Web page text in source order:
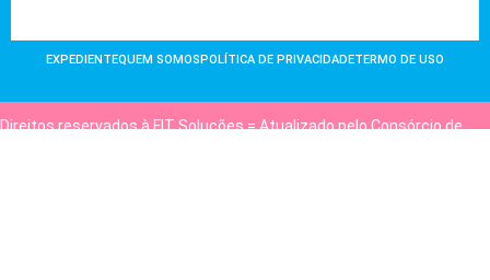
EXPEDIENTEQUEM SOMOSPOLÍTICA DE PRIVACIDADETERMO DE USO
Direitos reservados à FIT Soluções = Atualizado pelo Consórcio de